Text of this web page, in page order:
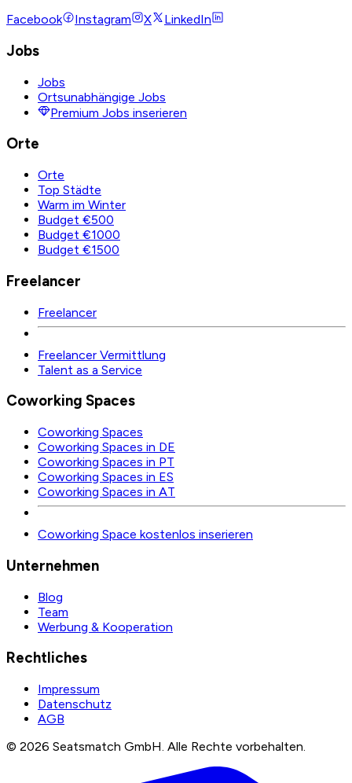
Facebook
Instagram X LinkedIn
Jobs
Jobs
Ortsunabhängige Jobs
Premium Jobs inserieren
Orte
Orte
Top Städte
Warm im Winter
Budget €500
Budget €1000
Budget €1500
Freelancer
Freelancer
Freelancer Vermittlung
Talent as a Service
Coworking Spaces
Coworking Spaces
Coworking Spaces in DE
Coworking Spaces in PT
Coworking Spaces in ES
Coworking Spaces in AT
Coworking Space kostenlos inserieren
Unternehmen
Blog
Team
Werbung & Kooperation
Rechtliches
Impressum
Datenschutz
AGB
© 2026 Seatsmatch GmbH. Alle Rechte vorbehalten.